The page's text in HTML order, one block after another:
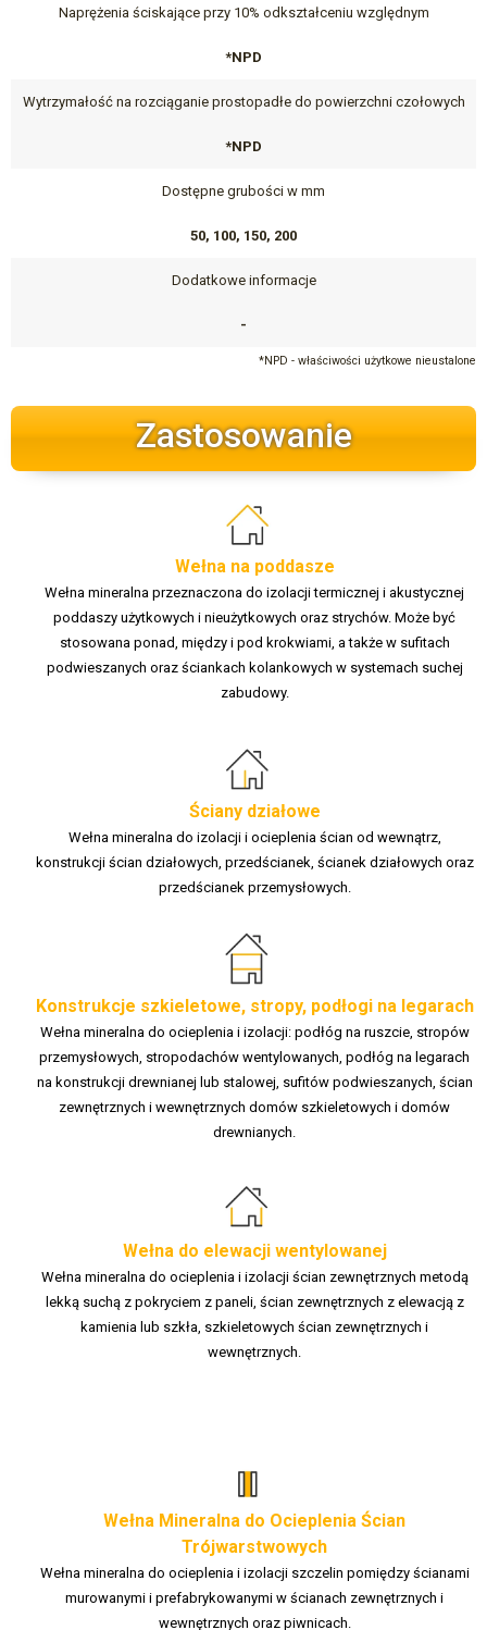
Naprężenia ściskające przy 10% odkształceniu względnym
*NPD
Wytrzymałość na rozciąganie prostopadłe do powierzchni czołowych
*NPD
Dostępne grubości w mm
50, 100, 150, 200
Dodatkowe informacje
-
*NPD - właściwości użytkowe nieustalone
Zastosowanie
Wełna na poddasze
Wełna mineralna przeznaczona do izolacji termicznej i akustycznej
poddaszy użytkowych i nieużytkowych oraz strychów. Może być
stosowana ponad, między i pod krokwiami, a także w sufitach
podwieszanych oraz ściankach kolankowych w systemach suchej
zabudowy.
Ściany działowe
Wełna mineralna do izolacji i ocieplenia ścian od wewnątrz,
konstrukcji ścian działowych, przedścianek, ścianek działowych oraz
przedścianek przemysłowych.
Konstrukcje szkieletowe, stropy, podłogi na legarach
Wełna mineralna do ocieplenia i izolacji: podłóg na ruszcie, stropów
przemysłowych, stropodachów wentylowanych, podłóg na legarach
na konstrukcji drewnianej lub stalowej, sufitów podwieszanych, ścian
zewnętrznych i wewnętrznych domów szkieletowych i domów
drewnianych.
Wełna do elewacji wentylowanej
Wełna mineralna do ocieplenia i izolacji ścian zewnętrznych metodą
lekką suchą z pokryciem z paneli, ścian zewnętrznych z elewacją z
kamienia lub szkła, szkieletowych ścian zewnętrznych i
wewnętrznych.
Wełna Mineralna do Ocieplenia Ścian
Trójwarstwowych
Wełna mineralna do ocieplenia i izolacji szczelin pomiędzy ścianami
murowanymi i prefabrykowanymi w ścianach zewnętrznych i
wewnętrznych oraz piwnicach.